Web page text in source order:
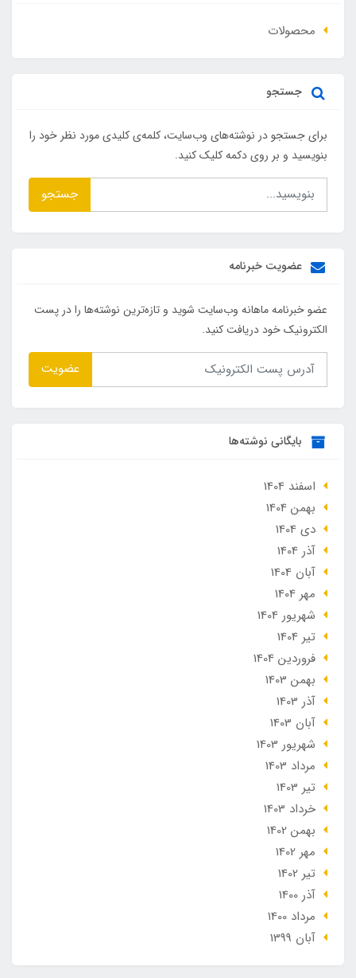
محصولات
جستجو
برای جستجو در نوشته‌های وب‌سایت، کلمه‌ی کلیدی مورد نظر خود را
بنویسید و بر روی دکمه کلیک کنید.
جستجو
عضویت خبرنامه
عضو خبرنامه ماهانه وب‌سایت شوید و تازه‌ترین نوشته‌ها را در پست
الکترونیک خود دریافت کنید.
عضویت
بایگانی نوشته‌ها
اسفند 1404
بهمن 1404
دی 1404
آذر 1404
آبان 1404
مهر 1404
شهریور 1404
تير 1404
فروردین 1404
بهمن 1403
آذر 1403
آبان 1403
شهریور 1403
مرداد 1403
تير 1403
خرداد 1403
بهمن 1402
مهر 1402
تير 1402
آذر 1400
مرداد 1400
آبان 1399